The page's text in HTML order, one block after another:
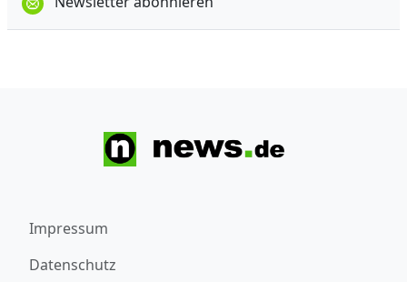
Impressum
Datenschutz